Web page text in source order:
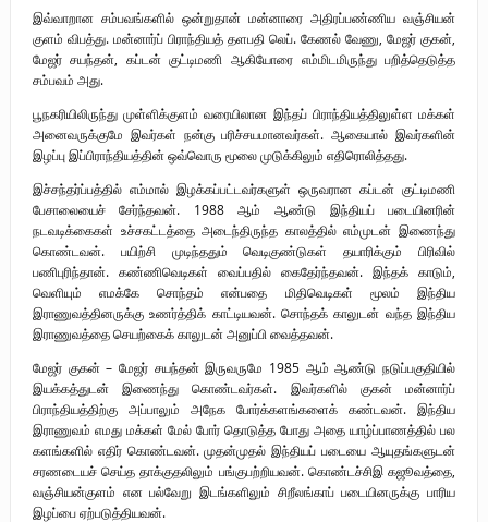
இவ்வாறான சம்பவங்களில் ஒன்றுதான் மன்னாரை அதிரப்பண்ணிய வஞ்சியன்
குளம் விபத்து. மன்னார்ப் பிராந்தியத் தளபதி லெப். கேணல் வேணு, மேஜர் குகன்,
மேஜர் சயந்தன், கப்டன் குட்டிமணி ஆகியோரை எம்மிடமிருந்து பறித்தெடுத்த
சம்பவம் அது.
பூநகரியிலிருந்து முள்ளிக்குளம் வரையிலான இந்தப் பிராந்தியத்திலுள்ள மக்கள்
அனைவருக்குமே இவர்கள் நன்கு பரிச்சயமானவர்கள். ஆகையால் இவர்களின்
இழப்பு இப்பிராந்தியத்தின் ஒவ்வொரு மூலை முடுக்கிலும் எதிரொலித்தது.
இச்சந்தர்ப்பத்தில் எம்மால் இழக்கப்பட்டவர்களுள் ஒருவரான கப்டன் குட்டிமணி
பேசாலையைச் சேர்ந்தவன். 1988 ஆம் ஆண்டு இந்தியப் படையினரின்
நடவடிக்கைகள் உச்சகட்டத்தை அடைந்திருந்த காலத்தில் எம்முடன் இணைந்து
கொண்டவன். பயிற்சி முடிந்ததும் வெடிகுண்டுகள் தயாரிக்கும் பிரிவில்
பணிபுரிந்தான். கண்ணிவெடிகள் வைப்பதில் கைதேர்ந்தவன். இந்தக் காடும்,
வெளியும் எமக்கே சொந்தம் என்பதை மிதிவெடிகள் மூலம் இந்திய
இராணுவத்தினருக்கு உணர்த்திக் காட்டியவன். சொந்தக் காலுடன் வந்த இந்திய
இராணுவத்தை செயற்கைக் காலுடன் அனுப்பி வைத்தவன்.
மேஜர் குகன் – மேஜர் சயந்தன் இருவருமே 1985 ஆம் ஆண்டு நடுப்பகுதியில்
இயக்கத்துடன் இணைந்து கொண்டவர்கள். இவர்களில் குகன் மன்னார்ப்
பிராந்தியத்திற்கு அப்பாலும் அநேக போர்க்களங்களைக் கண்டவன். இந்திய
இராணுவம் எமது மக்கள் மேல் போர் தொடுத்த போது அதை யாழ்ப்பாணத்தில் பல
களங்களில் எதிர் கொண்டவன். முதன்முதல் இந்தியப் படையை ஆயுதங்களுடன்
சரணடையச் செய்த தாக்குதலிலும் பங்குபற்றியவன். கொண்டச்சிஇ கஜூவத்தை,
வஞ்சியன்குளம் என பல்வேறு இடங்களிலும் சிறீலங்காப் படையினருக்கு பாரிய
இழப்பை ஏற்படுத்தியவன்.